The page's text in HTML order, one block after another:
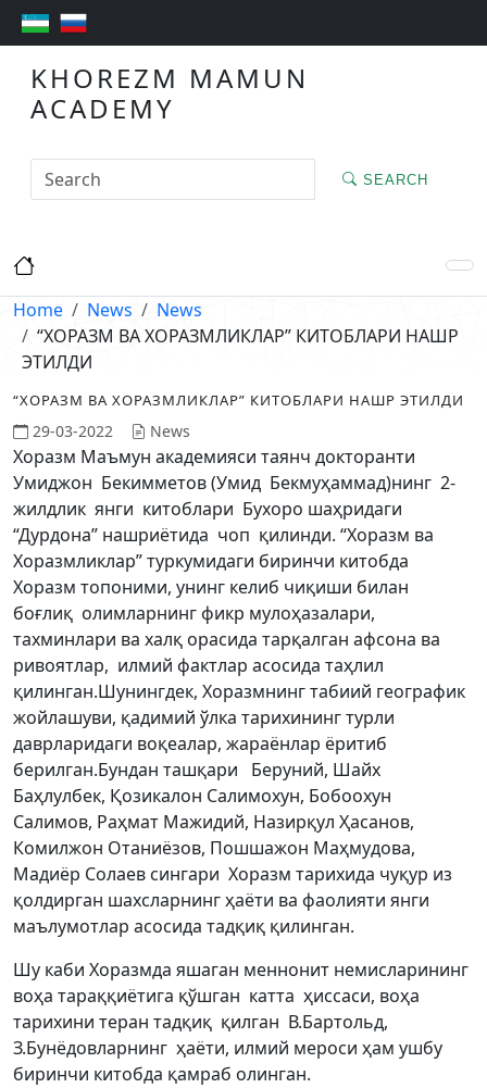
KHOREZM MAMUN
ACADEMY
SEARCH
Home News
News
“ХОРАЗМ ВА ХОРАЗМЛИКЛАР” КИТОБЛАРИ НАШР
ЭТИЛДИ
“ХОРАЗМ ВА ХОРАЗМЛИКЛАР” КИТОБЛАРИ НАШР ЭТИЛДИ
29-03-2022 News
Хоразм Маъмун академияси таянч докторанти
Умиджон Бекимметов (Умид Бекмуҳаммад)нинг 2-
жилдлик янги китоблари Бухоро шаҳридаги
“Дурдона” нашриётида чоп қилинди. “Хоразм ва
Хоразмликлар” туркумидаги биринчи китобда
Хоразм топоними, унинг келиб чиқиши билан
боғлиқ олимларнинг фикр мулоҳазалари,
тахминлари ва халқ орасида тарқалган афсона ва
ривоятлар, илмий фактлар асосида таҳлил
қилинган.Шунингдек, Хоразмнинг табиий географик
жойлашуви, қадимий ўлка тарихининг турли
даврларидаги воқеалар, жараёнлар ёритиб
берилган.Бундан ташқари Беруний, Шайх
Баҳлулбек, Қозикалон Салимохун, Бобоохун
Салимов, Раҳмат Мажидий, Назирқул Ҳасанов,
Комилжон Отаниёзов, Пошшажон Маҳмудова,
Мадиёр Солаев сингари Хоразм тарихида чуқур из
қолдирган шахсларнинг ҳаёти ва фаолияти янги
маълумотлар асосида тадқиқ қилинган.
Шу каби Хоразмда яшаган меннонит немисларининг
воҳа тараққиётига қўшган катта ҳиссаси, воҳа
тарихини теран тадқиқ қилган В.Бартольд,
З.Бунёдовларнинг ҳаёти, илмий мероси ҳам ушбу
биринчи китобда қамраб олинган.